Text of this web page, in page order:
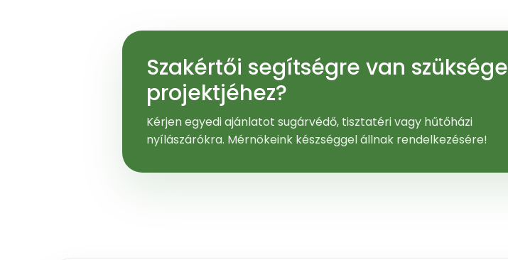
Szakértői segítségre van szüksége
projektjéhez?
Kérjen egyedi ajánlatot sugárvédő, tisztatéri vagy hűtőházi
nyílászárókra. Mérnökeink készséggel állnak rendelkezésére!